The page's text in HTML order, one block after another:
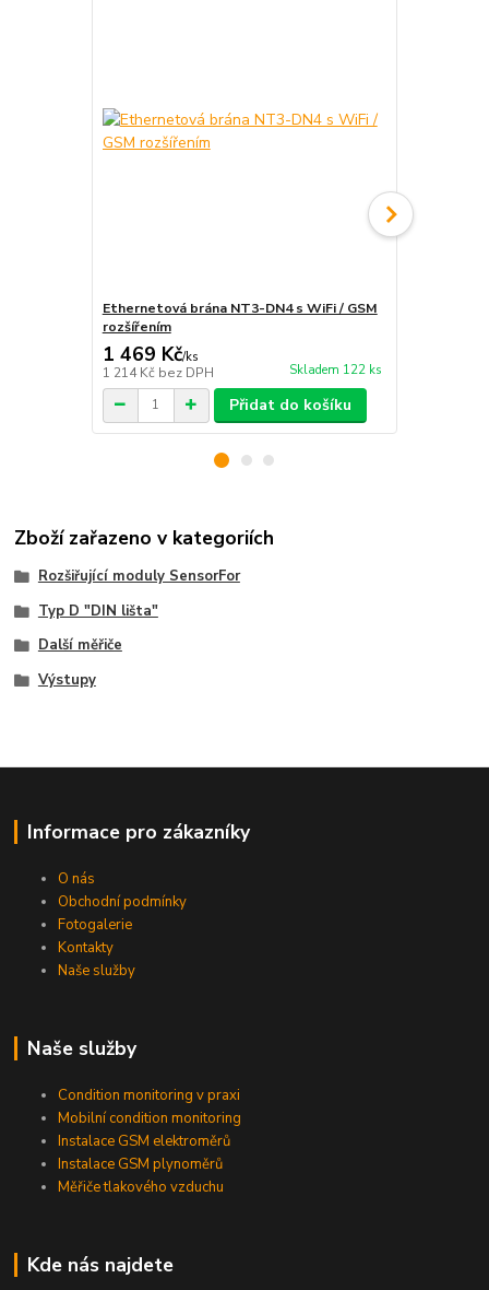
Ethernetová brána NT3-DN4 s WiFi / GSM
rozšířením
1 469 Kč/ks
1 214 Kč bez DPH Skladem 122 ks
Přidat do košíku
Zboží zařazeno v kategoriích
Rozšiřující moduly SensorFor
Typ D "DIN lišta"
Další měřiče
Výstupy
Informace pro zákazníky
O nás
Obchodní podmínky
Fotogalerie
Kontakty
Naše služby
Naše služby
Condition monitoring v praxi
Mobilní condition monitoring
Instalace GSM elektroměrů
Instalace GSM plynoměrů
Měřiče tlakového vzduchu
Kde nás najdete